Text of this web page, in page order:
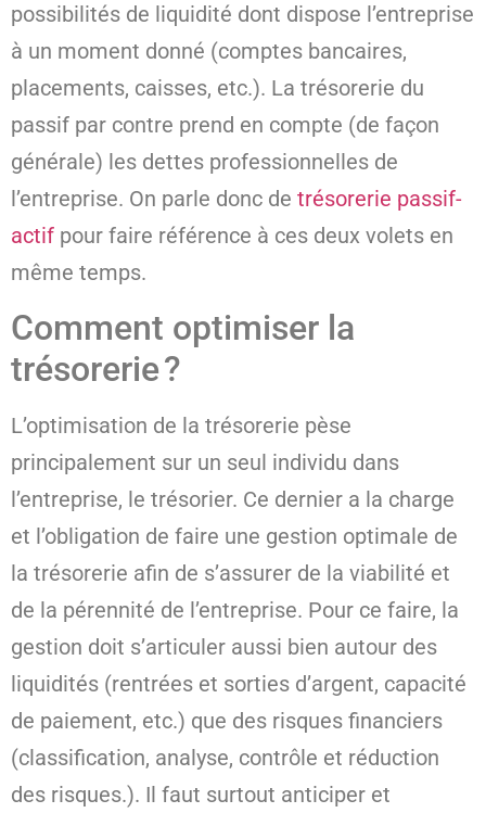
possibilités de liquidité dont dispose l’entreprise
à un moment donné (comptes bancaires,
placements, caisses, etc.). La trésorerie du
passif par contre prend en compte (de façon
générale) les dettes professionnelles de
l’entreprise. On parle donc de trésorerie passif-
actif pour faire référence à ces deux volets en
même temps.
Comment optimiser la
trésorerie ?
L’optimisation de la trésorerie pèse
principalement sur un seul individu dans
l’entreprise, le trésorier. Ce dernier a la charge
et l’obligation de faire une gestion optimale de
la trésorerie afin de s’assurer de la viabilité et
de la pérennité de l’entreprise. Pour ce faire, la
gestion doit s’articuler aussi bien autour des
liquidités (rentrées et sorties d’argent, capacité
de paiement, etc.) que des risques financiers
(classification, analyse, contrôle et réduction
des risques.). Il faut surtout anticiper et